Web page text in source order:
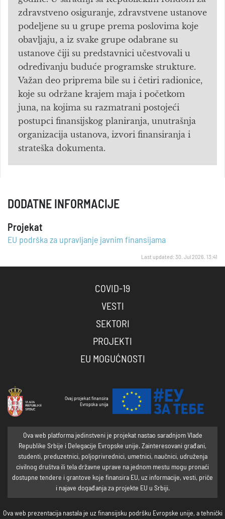
zdravstveno osiguranje, zdravstvene ustanove
podeljene su u grupe prema poslovima koje
obavljaju, a iz svake grupe odabrane su
ustanove čiji su predstavnici učestvovali u
određivanju buduće programske strukture.
Važan deo priprema bile su i četiri radionice,
koje su održane krajem maja i početkom
juna, na kojima su razmatrani postojeći
postupci finansijskog planiranja, unutrašnja
organizacija ustanova, izvori finansiranja i
strateška dokumenta.
DODATNE INFORMACIJE
Projekat
EU podrška za upravljanje javnim finansijama
Last updated: 30. Jul 2026. 13:41
COVID-19
VESTI
SEKTORI
PROJEKTI
EU MOGUĆNOSTI
Ovaj projekat finansira
Evropska unija
Ova web platforma jedinstveni je projekat nastao saradnjom Vlade
Republike Srbije i Delegacije Evropske unije. Zainteresovani građani,
studenti, preduzetnici, poljoprivrednici, umetnici, naučnici, udruženja
civilnog društva ili tela državne uprave na jednom mestu mogu pronaći
dostupne tendere i grantove koje finansira EU, uz informacije, vesti, priče
i najave događanja za projekte EU u Srbiji.
Ova web prezentacija nastala je uz finansijsku podršku Evropske unije, a tehnički